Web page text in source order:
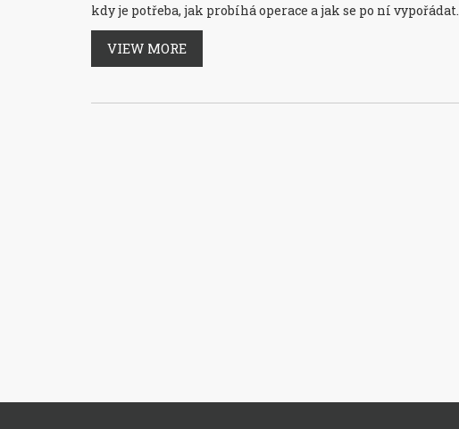
kdy je potřeba, jak probíhá operace a jak se po ní vypořádat.
VIEW MORE